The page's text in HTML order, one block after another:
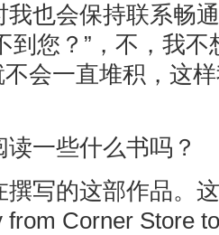
我也会保持联系畅
到您？”，不，我
会一直堆积，这
一些什么书吗？
撰写的这部作品。
from Corner Store